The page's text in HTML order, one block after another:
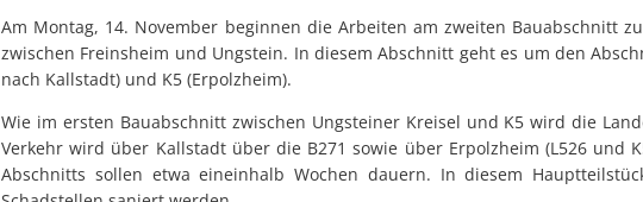
Am Montag, 14. November beginnen die Arbeiten am zweiten Bauabschnitt
zwischen Freinsheim und Ungstein. In diesem Abschnitt geht es um den
nach Kallstadt) und K5 (Erpolzheim).
Wie im ersten Bauabschnitt zwischen Ungsteiner Kreisel und K5 wird die
Verkehr wird über Kallstadt über die B271 sowie über Erpolzheim (L526 und
Abschnitts sollen etwa eineinhalb Wochen dauern. In diesem